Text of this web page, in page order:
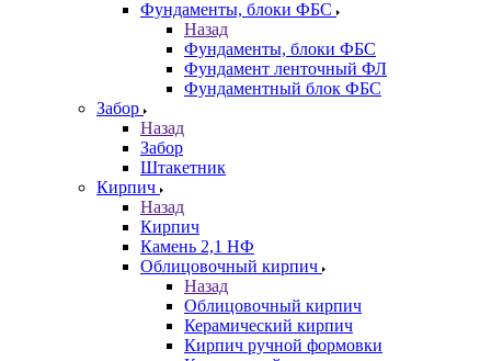
Фундаменты, блоки ФБС
Назад
Фундаменты, блоки ФБС
Фундамент ленточный ФЛ
Фундаментный блок ФБС
Забор
Назад
Забор
Штакетник
Кирпич
Назад
Кирпич
Камень 2,1 НФ
Облицовочный кирпич
Назад
Облицовочный кирпич
Керамический кирпич
Кирпич ручной формовки